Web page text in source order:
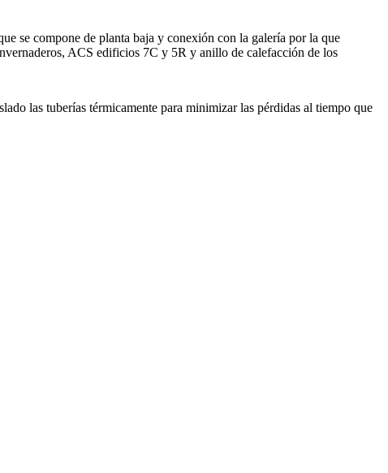
se compone de planta baja y conexión con la galería por la que
ACS edificios 7C y 5R y anillo de calefacción de los
las tuberías térmicamente para minimizar las pérdidas al tiempo que